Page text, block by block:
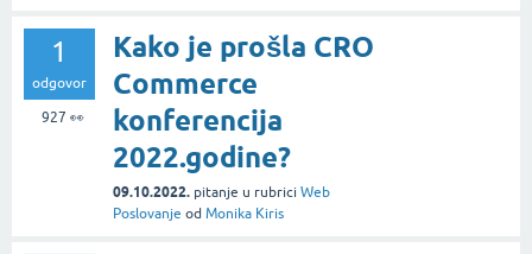
1
odgovor
927 👀
Kako je prošla CRO
Commerce
konferencija
2022.godine?
09.10.2022. pitanje u rubrici Web
Poslovanje od Monika Kiris